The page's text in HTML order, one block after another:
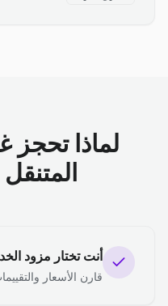
لماذا تحجز
أنت تختار مزود
قارن الأسعار